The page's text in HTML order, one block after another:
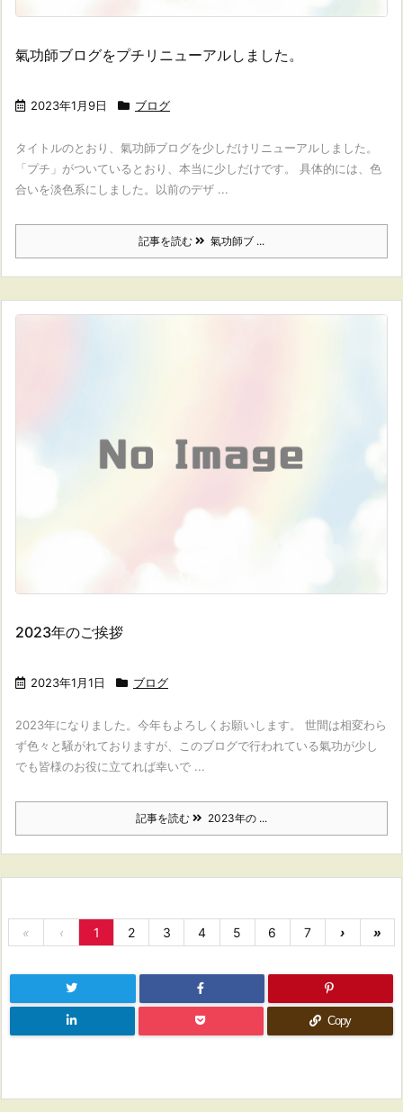
氣功師ブログをプチリニューアルしました。
2023年1月9日 ブログ
タイトルのとおり、氣功師ブログを少しだけリニューアルしました。
「プチ」がついているとおり、本当に少しだけです。 具体的には、色
合いを淡色系にしました。以前のデザ ...
記事を読む 氣功師ブ ...
2023年のご挨拶
2023年1月1日 ブログ
2023年になりました。今年もよろしくお願いします。 世間は相変わら
ず色々と騒がれておりますが、このブログで行われている氣功が少し
でも皆様のお役に立てれば幸いで ...
記事を読む 2023年の ...
« ‹ 1 2 3 4 5 6 7 › »
Copy